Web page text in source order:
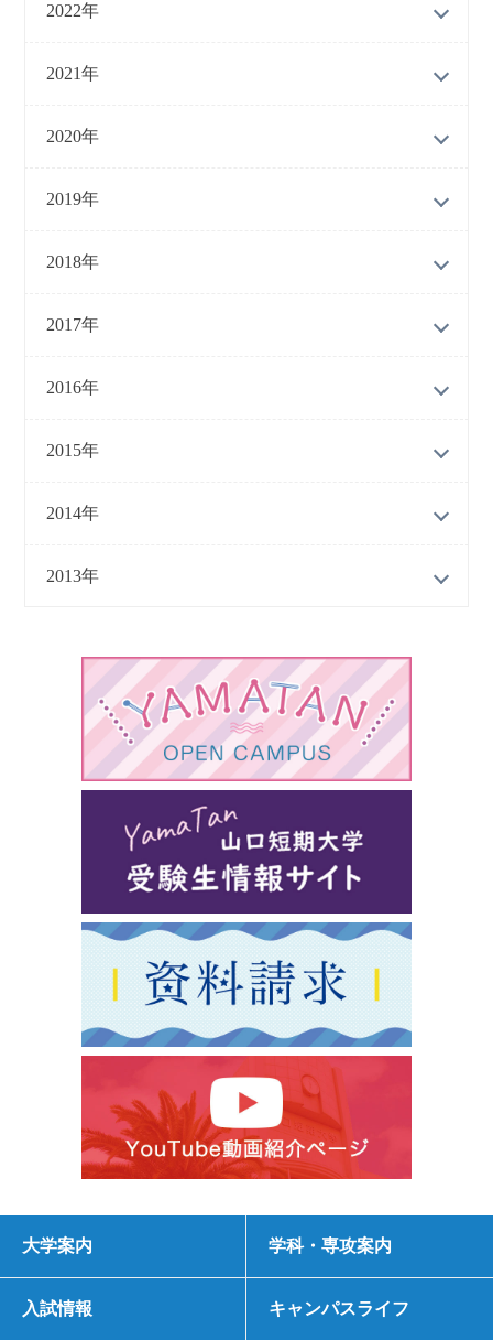
2022年
2021年
2020年
2019年
2018年
2017年
2016年
2015年
2014年
2013年
大学案内 学科・専攻案内
入試情報 キャンパスライフ